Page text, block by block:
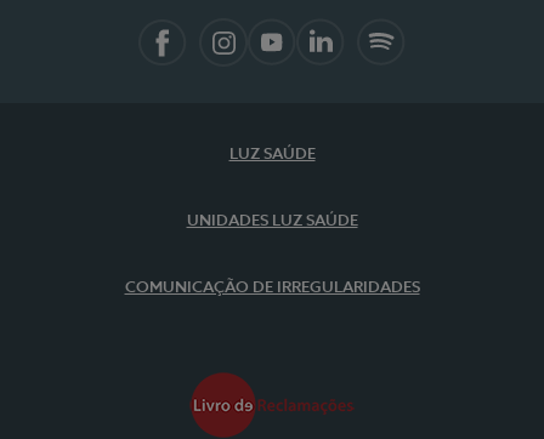
LUZ SAÚDE
UNIDADES LUZ SAÚDE
COMUNICAÇÃO DE IRREGULARIDADES